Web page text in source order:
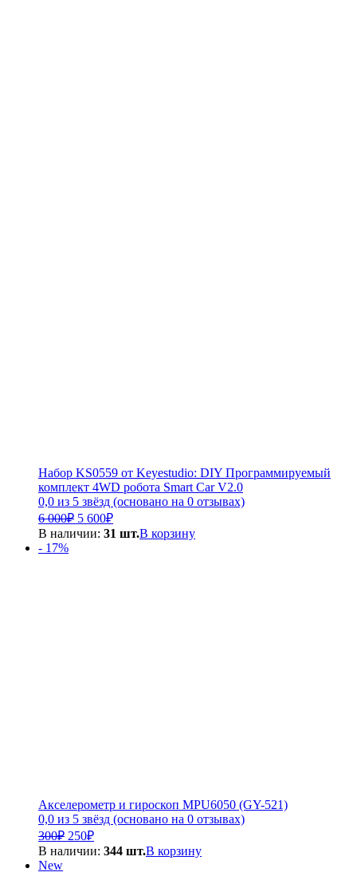
Набор KS0559 от Keyestudio: DIY Программируемый
комплект 4WD робота Smart Car V2.0
0,0 из 5 звёзд (основано на 0 отзывах)
6 000₽ Первоначальная
цена
5 600₽Текущая
цена:
В наличии: 31 шт.В корзину
- 17%
Акселерометр и гироскоп MPU6050 (GY-521)
0,0 из 5 звёзд (основано на 0 отзывах)
300₽ Первоначальная
цена
250₽Текущая
цена:
В наличии: 344 шт.В корзину
New